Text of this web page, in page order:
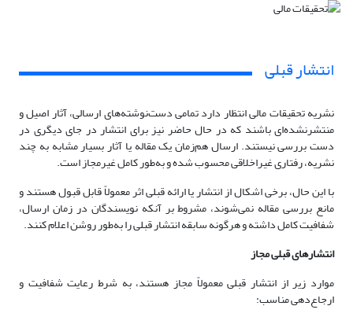
انتشار قبلی
نشریه تحقیقات مالی انتظار دارد تمامی دست‌نوشته‌های ارسالی، آثار اصیل و
منتشرنشده‌ای باشند که در حال حاضر نیز برای انتشار در جای دیگری در
دست بررسی نیستند. ارسال هم‌زمان یک مقاله یا آثار بسیار مشابه به چند
نشریه، رفتاری غیراخلاقی محسوب شده و به‌طور کامل غیرمجاز است.
با این حال، برخی اشکال از انتشار یا ارائه قبلی اثر معمولاً قابل قبول هستند و
مانع بررسی مقاله نمی‌شوند، مشروط بر آنکه نویسندگان در زمان ارسال،
شفافیت کامل داشته و هرگونه سابقه انتشار قبلی را به‌طور روشن اعلام کنند.
انتشارهای قبلی مجاز
موارد زیر از انتشار قبلی معمولاً مجاز هستند، به شرط رعایت شفافیت و
ارجاع‌دهی مناسب: